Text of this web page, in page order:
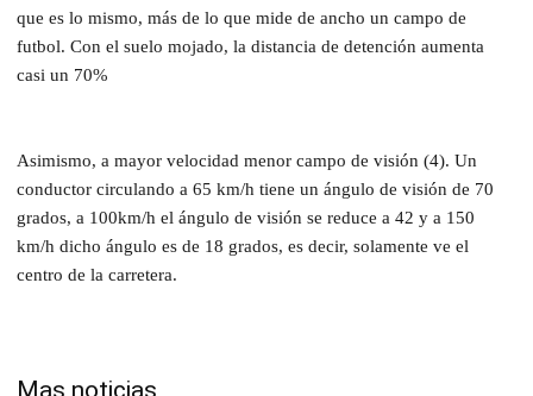
que es lo mismo, más de lo que mide de ancho un campo de
futbol. Con el suelo mojado, la distancia de detención aumenta
casi un 70%
Asimismo, a mayor velocidad menor campo de visión (4). Un
conductor circulando a 65 km/h tiene un ángulo de visión de 70
grados, a 100km/h el ángulo de visión se reduce a 42 y a 150
km/h dicho ángulo es de 18 grados, es decir, solamente ve el
centro de la carretera.
Mas noticias